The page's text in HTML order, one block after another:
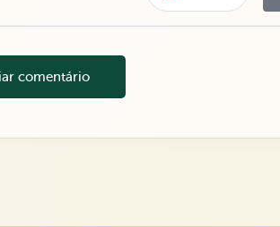
comentário